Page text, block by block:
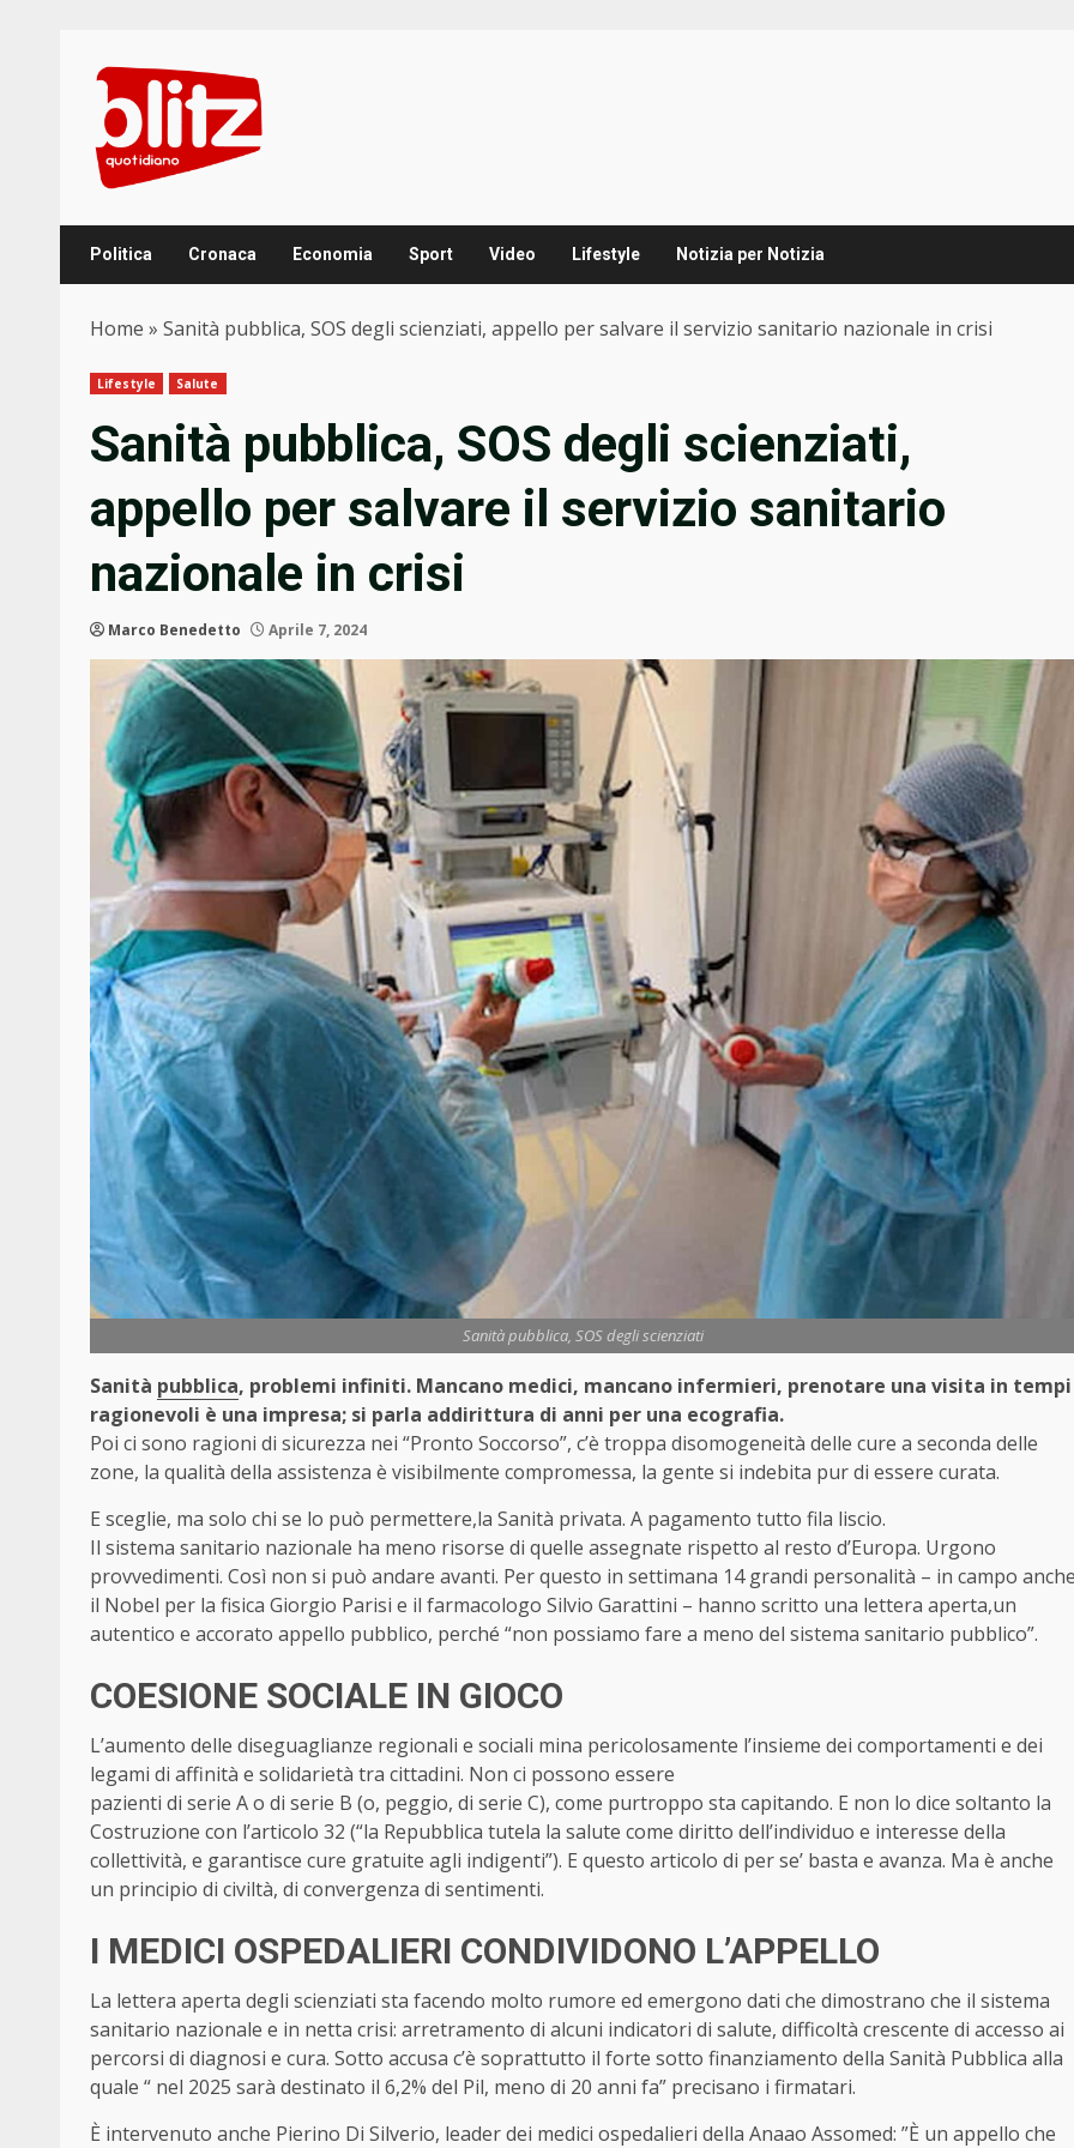
content
Politica Cronaca Economia Sport Video Lifestyle Notizia per Notizia
Home » Sanità pubblica, SOS degli scienziati, appello per salvare il servizio sanitario nazionale in crisi
Lifestyle Salute
Sanità pubblica, SOS degli scienziati,
appello per salvare il servizio sanitario
nazionale in crisi
Marco Benedetto Aprile 7, 2024
Sanità pubblica, SOS degli scienziati
Sanità pubblica, problemi infiniti. Mancano medici, mancano infermieri, prenotare una visita in tempi
ragionevoli è una impresa; si parla addirittura di anni per una ecografia.
Poi ci sono ragioni di sicurezza nei “Pronto Soccorso”, c’è troppa disomogeneità delle cure a seconda delle
zone, la qualità della assistenza è visibilmente compromessa, la gente si indebita pur di essere curata.
E sceglie, ma solo chi se lo può permettere,la Sanità privata. A pagamento tutto fila liscio.
Il sistema sanitario nazionale ha meno risorse di quelle assegnate rispetto al resto d’Europa. Urgono
provvedimenti. Così non si può andare avanti. Per questo in settimana 14 grandi personalità – in campo
il Nobel per la fisica Giorgio Parisi e il farmacologo Silvio Garattini – hanno scritto una lettera aperta,un
autentico e accorato appello pubblico, perché “non possiamo fare a meno del sistema sanitario pubblico”.
COESIONE SOCIALE IN GIOCO
L’aumento delle diseguaglianze regionali e sociali mina pericolosamente l’insieme dei comportamenti e dei
legami di affinità e solidarietà tra cittadini. Non ci possono essere
pazienti di serie A o di serie B (o, peggio, di serie C), come purtroppo sta capitando. E non lo dice soltanto la
Costruzione con l’articolo 32 (“la Repubblica tutela la salute come diritto dell’individuo e interesse della
collettività, e garantisce cure gratuite agli indigenti”). E questo articolo di per se’ basta e avanza. Ma è anche
un principio di civiltà, di convergenza di sentimenti.
I MEDICI OSPEDALIERI CONDIVIDONO L’APPELLO
La lettera aperta degli scienziati sta facendo molto rumore ed emergono dati che dimostrano che il sistema
sanitario nazionale e in netta crisi: arretramento di alcuni indicatori di salute, difficoltà crescente di accesso ai
percorsi di diagnosi e cura. Sotto accusa c’è soprattutto il forte sotto finanziamento della Sanità Pubblica alla
quale “ nel 2025 sarà destinato il 6,2% del Pil, meno di 20 anni fa” precisano i firmatari.
È intervenuto anche Pierino Di Silverio, leader dei medici ospedalieri della Anaao Assomed: ”È un appello che